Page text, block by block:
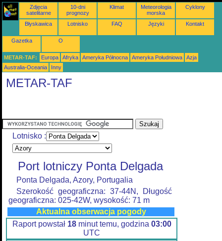
Zdjęcia
satelitarne
10-dni
prognozy
Klimat
Meteorologia
morska
Cyklony
Błyskawica Lotnisko FAQ Języki Kontakt
Gazetka O
METAR-TAF: Europa Afryka Ameryka Północna Ameryka Południowa
Azja
Australia-Oceania
Inny
METAR-TAF
Lotnisko :
Port lotniczy Ponta Delgada
Ponta Delgada, Azory, Portugalia
Szerokość geograficzna: 37-44N, Długość
geograficzna: 025-42W, wysokość: 71 m
Aktualna obserwacja pogody
Raport powstał 18minut temu, godzina 03:00
UTC